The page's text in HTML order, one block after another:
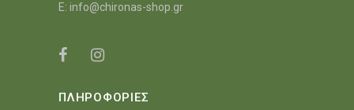
E: info@chironas-shop.gr
ΠΛΗΡΟΦΟΡΙΕΣ